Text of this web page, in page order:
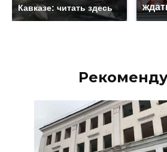
Кавказе: читать здесь